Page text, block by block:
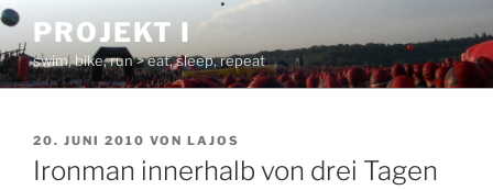
Zum
Inhalt
springen
PROJEKT I
swim, bike, run > eat, sleep, repeat
VERÖFFENTLICHT
AM
20. JUNI 2010 VON LAJOS
Ironman innerhalb von drei Tagen